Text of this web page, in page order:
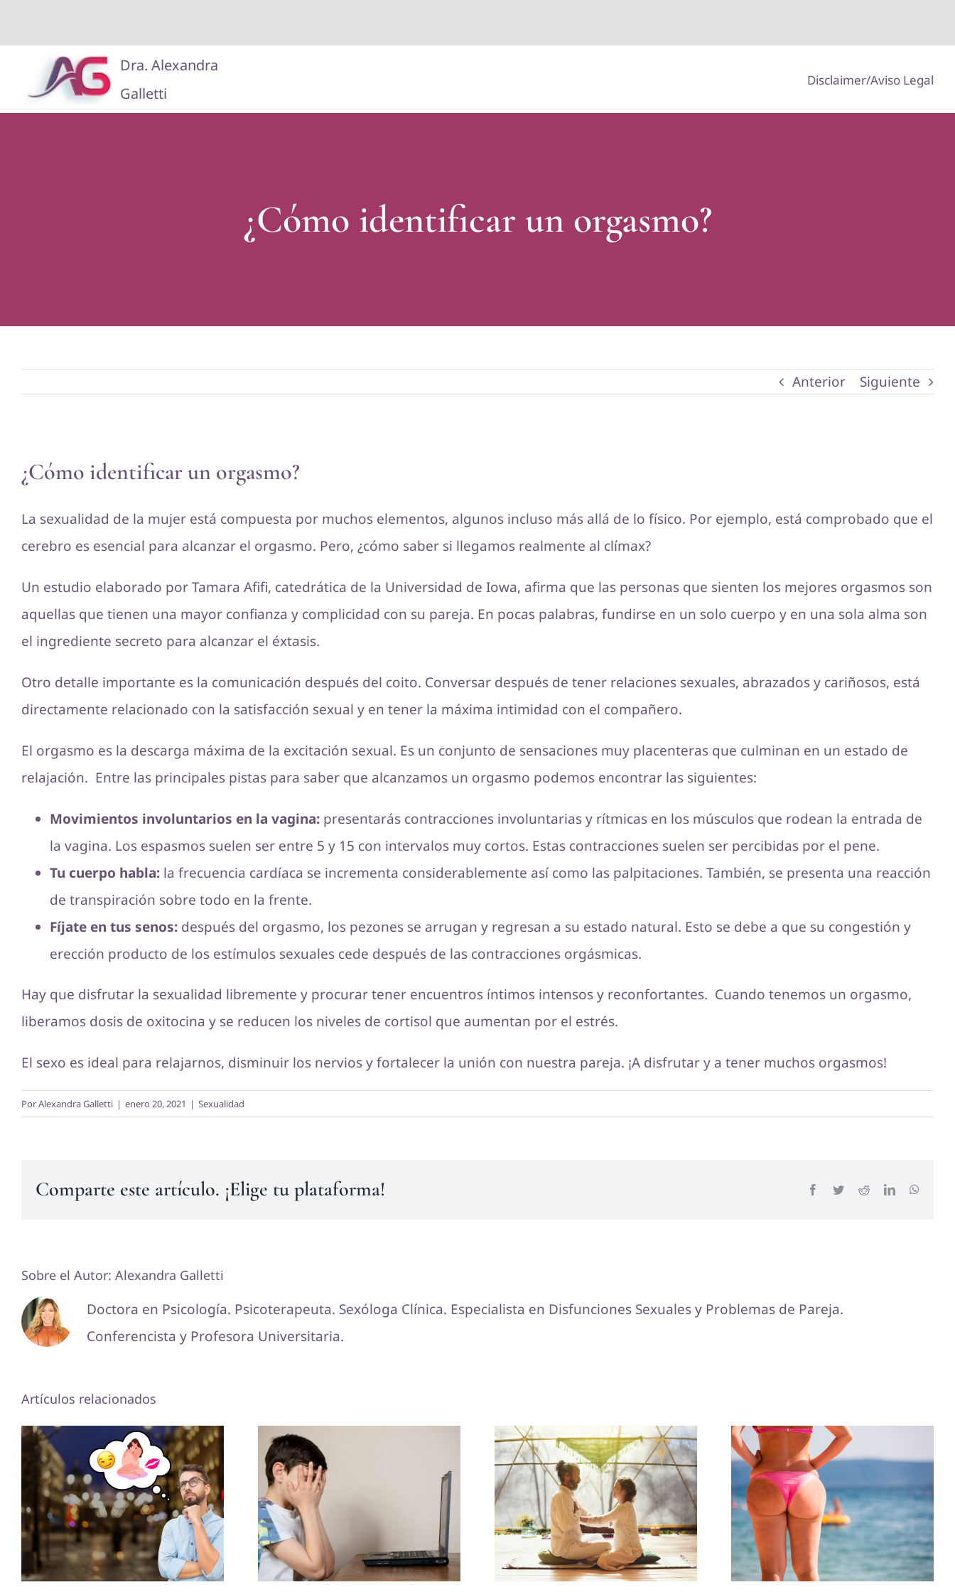
contenido
Dra. Alexandra
Galletti
Disclaimer/Aviso Legal
¿Cómo identificar un orgasmo?
Anterior Siguiente
imagen
grande
¿Cómo identificar un orgasmo?
La sexualidad de la mujer está compuesta por muchos elementos, algunos incluso más allá de lo físico. Por ejemplo, está comprobado que el
cerebro es esencial para alcanzar el orgasmo. Pero, ¿cómo saber si llegamos realmente al clímax?
Un estudio elaborado por Tamara Afifi, catedrática de la Universidad de Iowa, afirma que las personas que sienten los mejores orgasmos son
aquellas que tienen una mayor confianza y complicidad con su pareja. En pocas palabras, fundirse en un solo cuerpo y en una sola alma son
el ingrediente secreto para alcanzar el éxtasis.
Otro detalle importante es la comunicación después del coito. Conversar después de tener relaciones sexuales, abrazados y cariñosos, está
directamente relacionado con la satisfacción sexual y en tener la máxima intimidad con el compañero.
El orgasmo es la descarga máxima de la excitación sexual. Es un conjunto de sensaciones muy placenteras que culminan en un estado de
relajación. Entre las principales pistas para saber que alcanzamos un orgasmo podemos encontrar las siguientes:
Movimientos involuntarios en la vagina: presentarás contracciones involuntarias y rítmicas en los músculos que rodean la entrada de
la vagina. Los espasmos suelen ser entre 5 y 15 con intervalos muy cortos. Estas contracciones suelen ser percibidas por el pene.
Tu cuerpo habla: la frecuencia cardíaca se incrementa considerablemente así como las palpitaciones. También, se presenta una reacción
de transpiración sobre todo en la frente.
Fíjate en tus senos: después del orgasmo, los pezones se arrugan y regresan a su estado natural. Esto se debe a que su congestión y
erección producto de los estímulos sexuales cede después de las contracciones orgásmicas.
Hay que disfrutar la sexualidad libremente y procurar tener encuentros íntimos intensos y reconfortantes. Cuando tenemos un orgasmo,
liberamos dosis de oxitocina y se reducen los niveles de cortisol que aumentan por el estrés.
El sexo es ideal para relajarnos, disminuir los nervios y fortalecer la unión con nuestra pareja. ¡A disfrutar y a tener muchos orgasmos!
PorAlexandra Galletti | enero 20, 2021 | Sexualidad
Comparte este artículo. ¡Elige tu plataforma! Facebook
TwitterRedditLinkedIn
Sobre el Autor: Alexandra Galletti
Doctora en Psicología. Psicoterapeuta. Sexóloga Clínica. Especialista en Disfunciones Sexuales y Problemas de Pareja.
Conferencista y Profesora Universitaria.
Artículos relacionados
Obsesión por el sexo
podría ser genética
¿Cómo influyen las
películas porno en la
sexualidad
adolescente?
Sexo tántrico: lleva la
intimidad a otro
nivel
6 tips para disfrutar
del sexo anal